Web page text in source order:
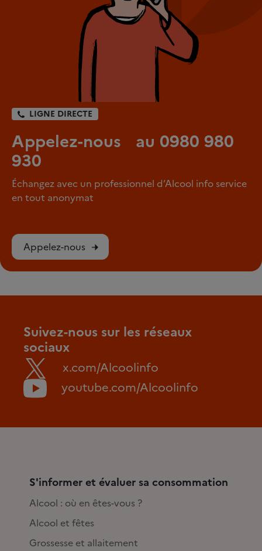
LIGNE DIRECTE
Appelez-nous au 0980 980
930
Échangez avec un professionnel d’Alcool info service
en tout anonymat
Appelez-nous
Suivez-nous sur les réseaux
sociaux
x.com/Alcoolinfo
youtube.com/Alcoolinfo
S'informer et évaluer sa consommation
Alcool : où en êtes-vous ?
Alcool et fêtes
Grossesse et allaitement